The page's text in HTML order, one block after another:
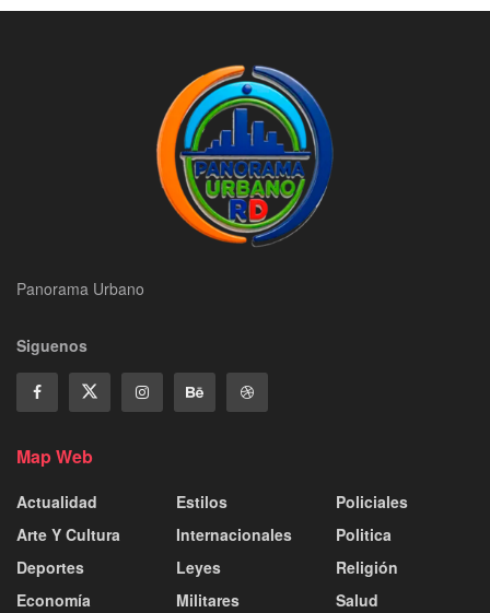
Panorama Urbano
Siguenos
Map Web
Actualidad
Arte Y Cultura
Deportes
Economía
Estilos
Internacionales
Leyes
Militares
Policiales
Politica
Religión
Salud